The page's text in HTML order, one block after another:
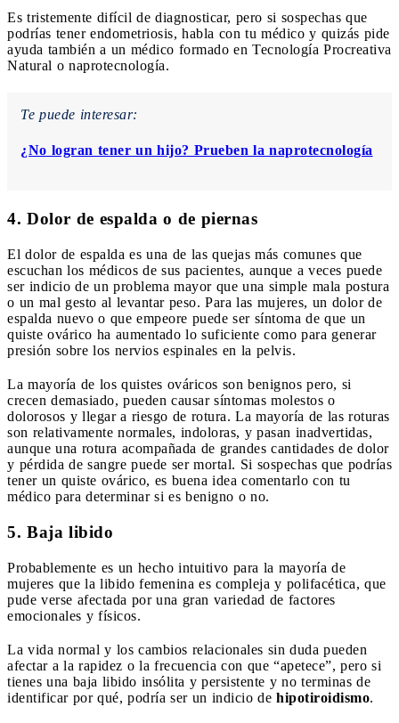
Es tristemente difícil de diagnosticar, pero si sospechas que
podrías tener endometriosis, habla con tu médico y quizás pide
ayuda también a un médico formado en Tecnología Procreativa
Natural o naprotecnología.
Te puede interesar:
¿No logran tener un hijo? Prueben la naprotecnología
4. Dolor de espalda o de piernas
El dolor de espalda es una de las quejas más comunes que
escuchan los médicos de sus pacientes, aunque a veces puede
ser indicio de un problema mayor que una simple mala postura
o un mal gesto al levantar peso. Para las mujeres, un dolor de
espalda nuevo o que empeore puede ser síntoma de que un
quiste ovárico ha aumentado lo suficiente como para generar
presión sobre los nervios espinales en la pelvis.
La mayoría de los quistes ováricos son benignos pero, si
crecen demasiado, pueden causar síntomas molestos o
dolorosos y llegar a riesgo de rotura. La mayoría de las roturas
son relativamente normales, indoloras, y pasan inadvertidas,
aunque una rotura acompañada de grandes cantidades de dolor
y pérdida de sangre puede ser mortal. Si sospechas que podrías
tener un quiste ovárico, es buena idea comentarlo con tu
médico para determinar si es benigno o no.
5. Baja libido
Probablemente es un hecho intuitivo para la mayoría de
mujeres que la libido femenina es compleja y polifacética, que
pude verse afectada por una gran variedad de factores
emocionales y físicos.
La vida normal y los cambios relacionales sin duda pueden
afectar a la rapidez o la frecuencia con que “apetece”, pero si
tienes una baja libido insólita y persistente y no terminas de
identificar por qué, podría ser un indicio de hipotiroidismo.